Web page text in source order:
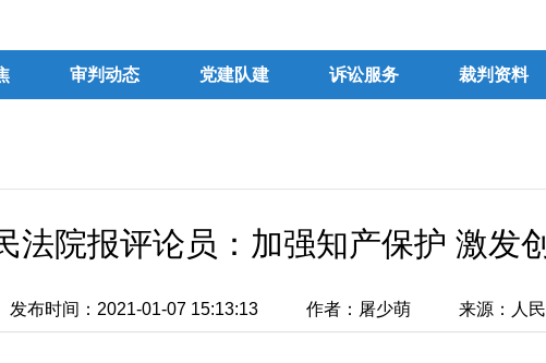
审判动态 党建队建 诉讼服务 裁判资料
法院报评论员：加强知产保护 激发
发布时间：2021-01-07 15:13:13 作者：屠少萌 来源：人